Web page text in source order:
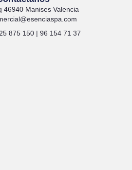
46940 Manises Valencia
875 150 | 96 154 71 37